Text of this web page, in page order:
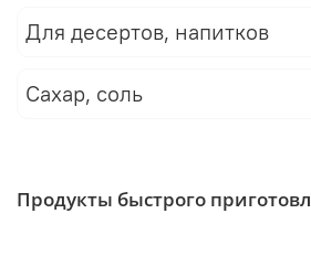
Для десертов, напитков
Сахар, соль
Продукты быстрого